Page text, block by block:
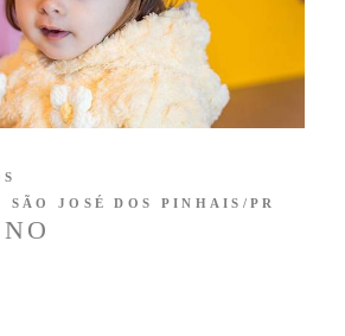
JOSÉ DOS PINHAIS/PR